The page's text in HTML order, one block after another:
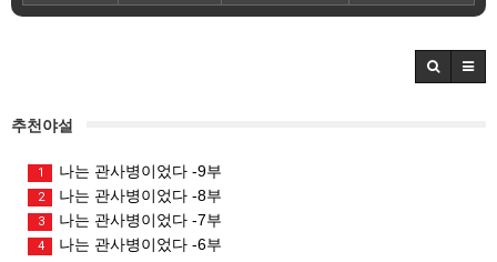
추천야설
1 나는 관사병이었다 -9부
2 나는 관사병이었다 -8부
3 나는 관사병이었다 -7부
4
나는 관사병이었다 -6부